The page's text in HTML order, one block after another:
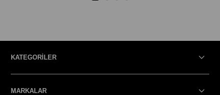
KATEGORİLER
MARKALAR